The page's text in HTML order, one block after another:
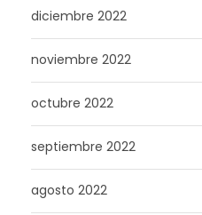
diciembre 2022
noviembre 2022
octubre 2022
septiembre 2022
agosto 2022